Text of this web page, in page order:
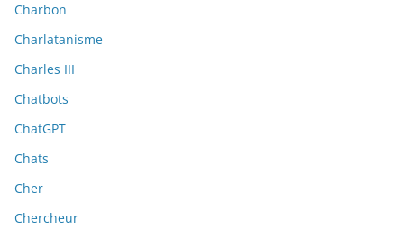
Charbon
Charlatanisme
Charles III
Chatbots
ChatGPT
Chats
Cher
Chercheur